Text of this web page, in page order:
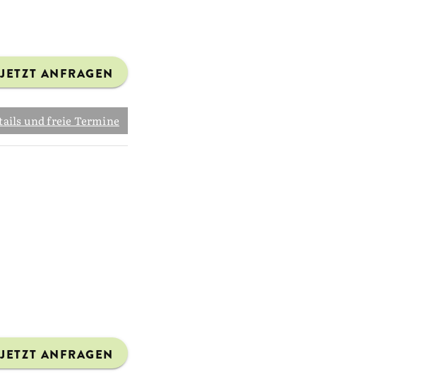
JETZT ANFRAGEN
und freie Termine
JETZT ANFRAGEN